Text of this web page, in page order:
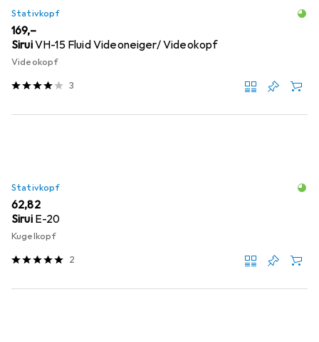
Stativkopf
EUR
169,–
SiruiVH-15 Fluid Videoneiger/ Videokopf
Videokopf
3
Stativkopf
EUR
62,82
Sirui E-20
Kugelkopf
2